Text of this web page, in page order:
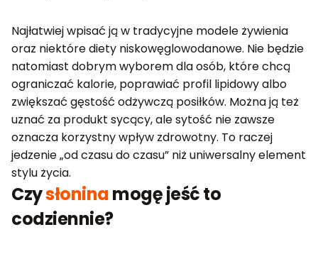
Najłatwiej wpisać ją w tradycyjne modele żywienia
oraz niektóre diety niskowęglowodanowe. Nie będzie
natomiast dobrym wyborem dla osób, które chcą
ograniczać kalorie, poprawiać profil lipidowy albo
zwiększać gęstość odżywczą posiłków. Można ją też
uznać za produkt sycący, ale sytość nie zawsze
oznacza korzystny wpływ zdrowotny. To raczej
jedzenie „od czasu do czasu” niż uniwersalny element
stylu życia.
Czysłoninamogę jeść to
codziennie?